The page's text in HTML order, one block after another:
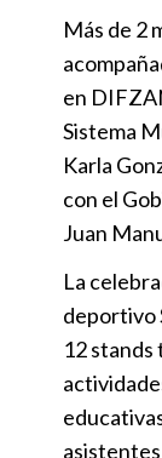
Más de 2
en
Sistema
Karla
con el
Juan
La
deportivo
12